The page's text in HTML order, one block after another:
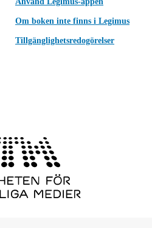
Om boken inte finns i Legimus
Tillgänglighetsredogörelser